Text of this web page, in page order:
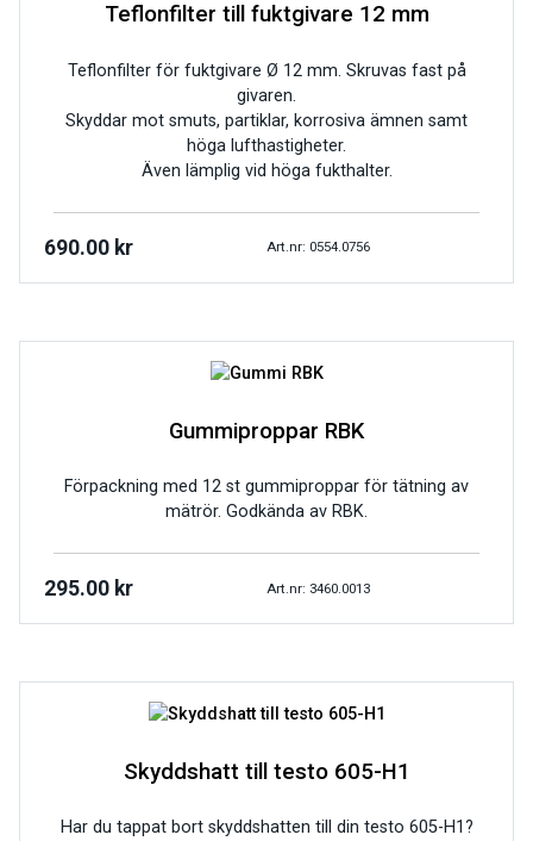
Teflonfilter till fuktgivare 12 mm
Teflonfilter för fuktgivare Ø 12 mm. Skruvas fast på
givaren.
Skyddar mot smuts, partiklar, korrosiva ämnen samt
höga lufthastigheter.
Även lämplig vid höga fukthalter.
690.00 kr Art.nr: 0554.0756
Gummiproppar RBK
Förpackning med 12 st gummiproppar för tätning av
mätrör. Godkända av RBK.
295.00 kr Art.nr: 3460.0013
Skyddshatt till testo 605-H1
Har du tappat bort skyddshatten till din testo 605-H1?